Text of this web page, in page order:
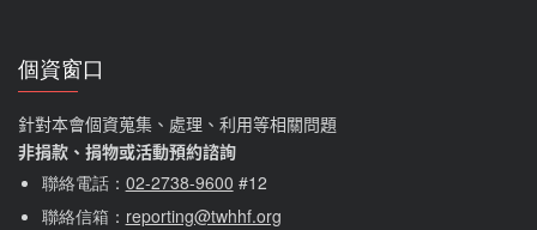
個資窗口
針對本會個資蒐集、處理、利用等相關問題
非捐款、捐物或活動預約諮詢
聯絡電話： 02-2738-9600 #12
聯絡信箱： reporting@twhhf.org